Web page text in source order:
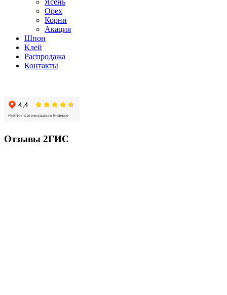
Ясень
Орех
Корни
Акация
Шпон
Клей
Распродажа
Контакты
Отзывы 2ГИС